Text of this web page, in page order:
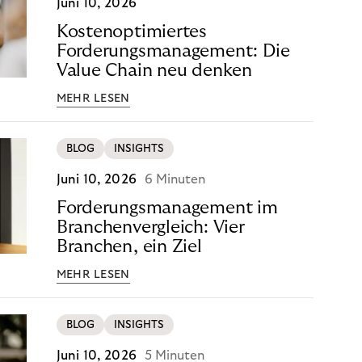
Juni 10, 2026
Kostenoptimiertes
Forderungsmanagement: Die
Value Chain neu denken
MEHR LESEN
BLOG INSIGHTS
Juni 10, 2026 6 Minuten
Forderungsmanagement im
Branchenvergleich: Vier
Branchen, ein Ziel
MEHR LESEN
BLOG INSIGHTS
Juni 10, 2026 5 Minuten